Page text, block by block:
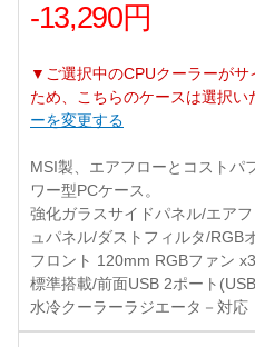
-13,290円
▼ご選択中のCPUクーラーが
ため、こちらのケースは選択い
ーを変更する
MSI製、エアフローとコストパ
ワー型PCケース。
強化ガラスサイドパネル/エア
ュパネル/ダストフィルタ/RGB
フロント 120mm RGBファン
標準搭載/前面USB 2ポート
水冷クーラーラジエータ－対応